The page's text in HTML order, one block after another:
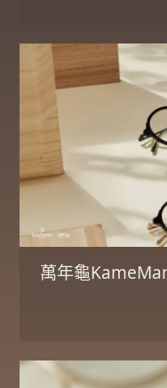
萬年龜